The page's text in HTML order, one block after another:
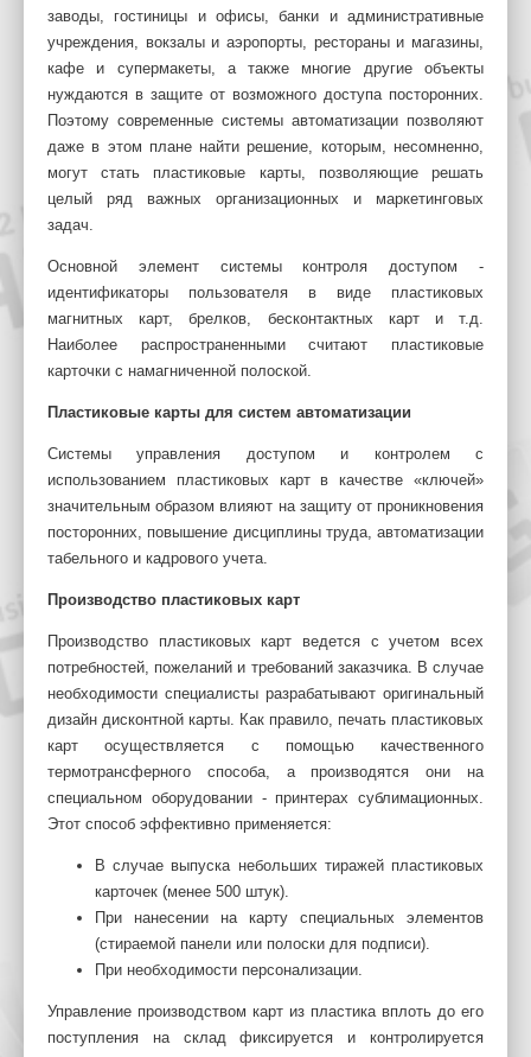
заводы, гостиницы и офисы, банки и административные
учреждения, вокзалы и аэропорты, рестораны и магазины,
кафе и супермакеты, а также многие другие объекты
нуждаются в защите от возможного доступа посторонних.
Поэтому современные системы автоматизации позволяют
даже в этом плане найти решение, которым, несомненно,
могут стать пластиковые карты, позволяющие решать
целый ряд важных организационных и маркетинговых
задач.
Основной элемент системы контроля доступом -
идентификаторы пользователя в виде пластиковых
магнитных карт, брелков, бесконтактных карт и т.д.
Наиболее распространенными считают пластиковые
карточки с намагниченной полоской.
Пластиковые карты для систем автоматизации
Системы управления доступом и контролем с
использованием пластиковых карт в качестве «ключей»
значительным образом влияют на защиту от проникновения
посторонних, повышение дисциплины труда, автоматизации
табельного и кадрового учета.
Производство пластиковых карт
Производство пластиковых карт ведется с учетом всех
потребностей, пожеланий и требований заказчика. В случае
необходимости специалисты разрабатывают оригинальный
дизайн дисконтной карты. Как правило, печать пластиковых
карт осуществляется с помощью качественного
термотрансферного способа, а производятся они на
специальном оборудовании - принтерах сублимационных.
Этот способ эффективно применяется:
В случае выпуска небольших тиражей пластиковых
карточек (менее 500 штук).
При нанесении на карту специальных элементов
(стираемой панели или полоски для подписи).
При необходимости персонализации.
Управление производством карт из пластика вплоть до его
поступления на склад фиксируется и контролируется